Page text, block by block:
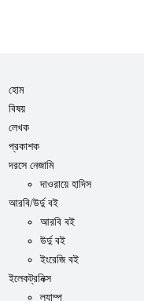
হোম
বিষয়
লেখক
প্রকাশক
দরসে নেজামি
দাওরায়ে হাদিস
আরবি/উর্দু বই
আরবি বই
উর্দু বই
ইংরেজি বই
ইলেকট্রনিক্স
ল্যাম্প